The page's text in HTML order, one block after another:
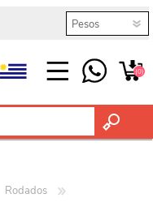
(0)
Rodados